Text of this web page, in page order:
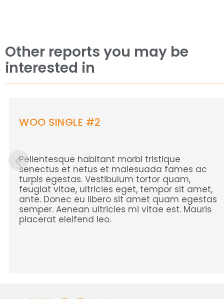
Other reports you may be
interested in
WOO SINGLE #2
Pellentesque habitant morbi tristique
senectus et netus et malesuada fames ac
turpis egestas. Vestibulum tortor quam,
feugiat vitae, ultricies eget, tempor sit amet,
ante. Donec eu libero sit amet quam egestas
semper. Aenean ultricies mi vitae est. Mauris
placerat eleifend leo.